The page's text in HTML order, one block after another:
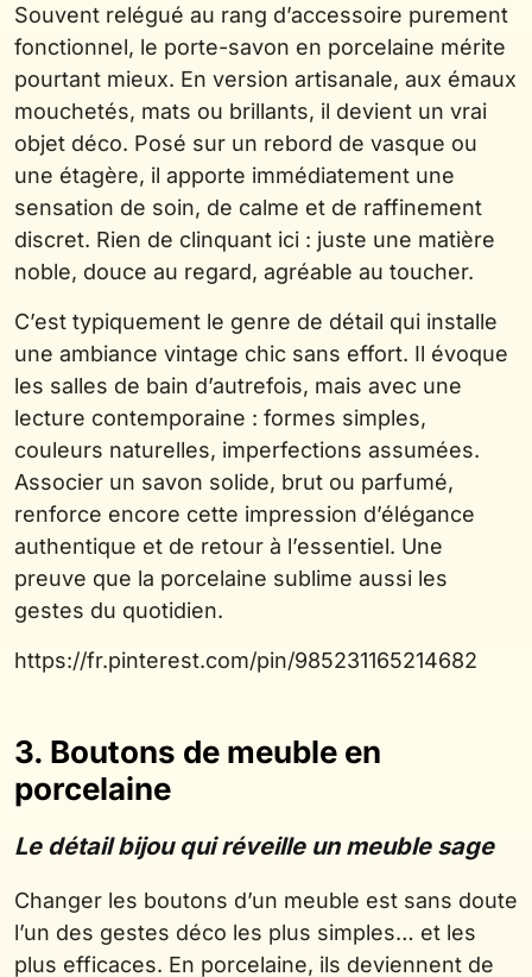
Souvent relégué au rang d’accessoire purement
fonctionnel, le porte-savon en porcelaine mérite
pourtant mieux. En version artisanale, aux émaux
mouchetés, mats ou brillants, il devient un vrai
objet déco. Posé sur un rebord de vasque ou
une étagère, il apporte immédiatement une
sensation de soin, de calme et de raffinement
discret. Rien de clinquant ici : juste une matière
noble, douce au regard, agréable au toucher.
C’est typiquement le genre de détail qui installe
une ambiance vintage chic sans effort. Il évoque
les salles de bain d’autrefois, mais avec une
lecture contemporaine : formes simples,
couleurs naturelles, imperfections assumées.
Associer un savon solide, brut ou parfumé,
renforce encore cette impression d’élégance
authentique et de retour à l’essentiel. Une
preuve que la porcelaine sublime aussi les
gestes du quotidien.
https://fr.pinterest.com/pin/985231165214682
3. Boutons de meuble en
porcelaine
Le détail bijou qui réveille un meuble sage
Changer les boutons d’un meuble est sans doute
l’un des gestes déco les plus simples… et les
plus efficaces. En porcelaine, ils deviennent de